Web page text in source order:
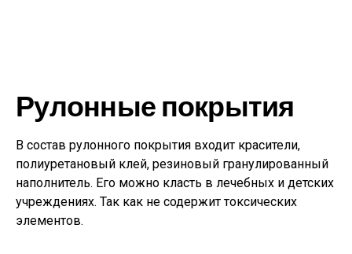
Рулонные покрытия
В состав рулонного покрытия входит красители,
полиуретановый клей, резиновый гранулированный
наполнитель. Его можно класть в лечебных и детских
учреждениях. Так как не содержит токсических
элементов.